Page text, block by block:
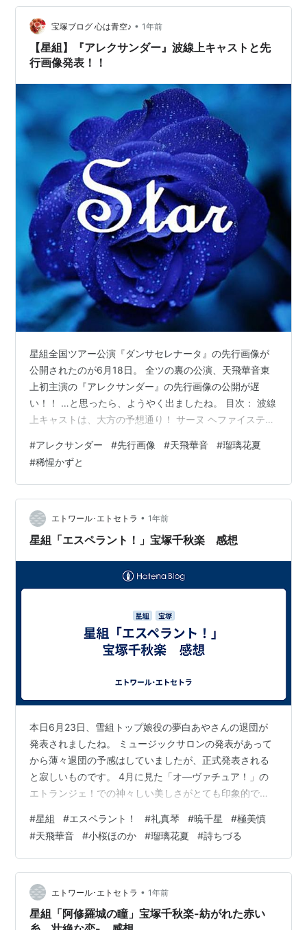
インの瑠璃花夏ちゃんと、2番手役の稀惺かずとくんも入
ってました。 るりはなちゃん、つんつん（稀惺かず
と）、おめでとうござい…
宝塚ブログ 心は青空♪ • 1年前
【星組】『アレクサンダー』波線上キャストと先
行画像発表！！
星組全国ツアー公演『ダンサセレナータ』の先行画像が
公開されたのが6月18日。 全ツの裏の公演、天飛華音東
上初主演の『アレクサンダー』の先行画像の公開が遅
い！！ …と思ったら、ようやく出ましたね。 目次： 波線
上キャストは、大方の予想通り！ サーヌ ヘファイスティ
トは、大方の予想通り！ アレクサンダー 天飛華音 サー
ヌ 瑠璃花夏 ヘファイスティオン 稀惺かずと もうね、わ
かってた、わかってたよ。 一応確認、的な昨日の発表。
サーヌ 主演のアレクサンダー、天飛華音くんは既出で、
ヒロインと2番手役は誰か？？ですが ヒロインは、「る
りはなちゃんし…
#アレクサンダー #先行画像 #天飛華音 #瑠璃花夏
#稀惺かずと
エトワール･エトセトラ • 1年前
星組「エスペラント！」宝塚千秋楽 感想
本日6月23日、雪組トップ娘役の夢白あやさんの退団が
発表されましたね。 ミュージックサロンの発表があって
から薄々退団の予感はしていましたが、正式発表される
と寂しいものです。 4月に見た「オ―ヴァチュア！」の
エトランジェ！での神々しい美しさがとても印象的でし
こよくて衣装と髪型がお似合いでした。 退団は本当に悲
しいですが、これからも応援していきたいと思います。
本当に退団公演楽しみです。 先日、ライブビューイング
で「エスペラント！」宝塚千秋楽を観てきました。 生田
先生の「シルクロード*1」が大好きだったので、期待値
は大きかったのですが、期…
#星組 #エスペラント！ #礼真琴 #暁千星 #極美慎
#天飛華音 #小桜ほのか #瑠璃花夏 #詩ちづる
エトワール･エトセトラ • 1年前
星組「阿修羅城の瞳」宝塚千秋楽-紡がれた赤い